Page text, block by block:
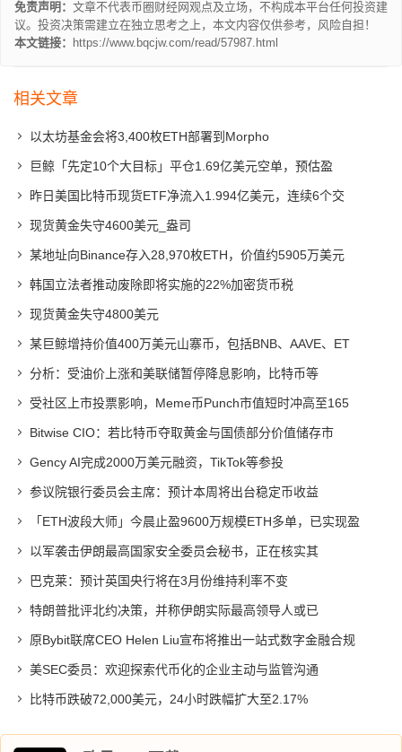
免责声明： 文章不代表币圈财经网观点及立场，不构成本平台任何投资建
议。投资决策需建立在独立思考之上，本文内容仅供参考，风险自担！
本文链接：
https://www.bqcjw.com/read/57987.html
相关文章
以太坊基金会将3,400枚ETH部署到Morpho
巨鲸「先定10个大目标」平仓1.69亿美元空单，预估盈
昨日美国比特币现货ETF净流入1.994亿美元，连续6个交
现货黄金失守4600美元_盎司
某地址向Binance存入28,970枚ETH，价值约5905万美元
韩国立法者推动废除即将实施的22%加密货币税
现货黄金失守4800美元
某巨鲸增持价值400万美元山寨币，包括BNB、AAVE、ET
分析：受油价上涨和美联储暂停降息影响，比特币等
受社区上市投票影响，Meme币Punch市值短时冲高至165
Bitwise CIO：若比特币夺取黄金与国债部分价值储存市
Gency AI完成2000万美元融资，TikTok等参投
参议院银行委员会主席：预计本周将出台稳定币收益
「ETH波段大师」今晨止盈9600万规模ETH多单，已实现盈
以军袭击伊朗最高国家安全委员会秘书，正在核实其
巴克莱：预计英国央行将在3月份维持利率不变
特朗普批评北约决策，并称伊朗实际最高领导人或已
原Bybit联席CEO Helen Liu宣布将推出一站式数字金融合规
美SEC委员：欢迎探索代币化的企业主动与监管沟通
比特币跌破72,000美元，24小时跌幅扩大至2.17%